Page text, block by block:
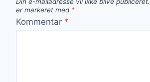
Din e-mailadresse vil ikke blive publiceret.
er markeret med *
Kommentar *